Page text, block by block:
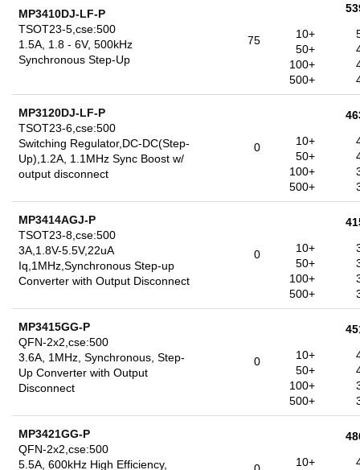
MP3410DJ-LF-P
TSOT23-5,cse:500
1.5A, 1.8 - 6V, 500kHz
Synchronous Step-Up
75
10+
50+
100+
500+
MP3120DJ-LF-P
TSOT23-6,cse:500
Switching Regulator,DC-DC(Step-
Up),1.2A, 1.1MHz Sync Boost w/
output disconnect
0
10+
50+
100+
500+
MP3414AGJ-P
TSOT23-8,cse:500
3A,1.8V-5.5V,22uA
Iq,1MHz,Synchronous Step-up
Converter with Output Disconnect
0
10+
50+
100+
500+
MP3415GG-P
QFN-2x2,cse:500
3.6A, 1MHz, Synchronous, Step-
Up Converter with Output
Disconnect
0
10+
50+
100+
500+
MP3421GG-P
QFN-2x2,cse:500
5.5A, 600kHz High Efficiency,
10+